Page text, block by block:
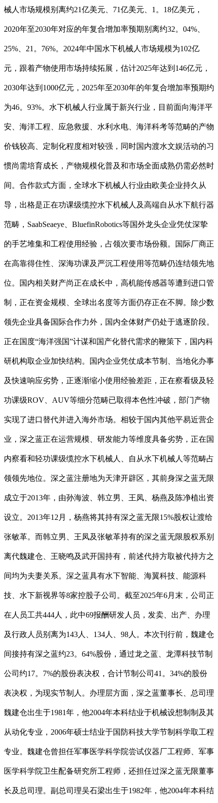
械人市场规模别离约21亿美元、71亿美元、1。18亿美元，
2020年至2030年对应的年复合增加率预期别离约32。04%、
25%、21。76%。2024年中国水下机械人市场规模为102亿
元，跟着产物使用市场持续拓展，估计2025年达到146亿元，
2030年达到1000亿元，2025年至2030年的年复合增加率预期约
为46。93%。水下机械人行业属于新兴行业，目前面向海洋平
安、海洋工程、应急救援、水利水电、海洋科考等范畴的产物
价钱较高、定制化程度相对较强，同时国内渡水文娱活动的习
惯尚需培育成长，产物规模化普及和市场全面成熟仍需必然时
间。合作款式方面，全球水下机械人行业由欧美企业持久从
导，出格是正在功课级缆控水下机械人及高端自从水下航行器
范畴，SaabSeaeye、BluefinRobotics等国外龙头企业凭仗深挚
的手艺堆集和工程使用经验，占领次要市场份额。国际厂商正
在高靠得住性、深海功课及严沉工程使用等范畴仍连结领先地
位。国内相关财产尚正在成长中，高机能传感器等遭到进口管
制，正在资金规模、全球出名度等方面仍存正在不脚。除少数
领先企业具备国际合作力外，国内全体财产仍处于逃逐阶段。
正在国度“海洋强国”计谋和国产化替代需求的鞭策下，国内科
研机构取企业加快结构。国内企业凭仗成本节制、当地化办事
及快速响应劣势，正逐渐缩小使用经验差距，正在察看级及轻
功课级ROV、AUV等细分范畴已取得本色性冲破，部门产物
实现了进口替代并进入海外市场。相较于国内其他平易近营企
业，深之蓝正在运营规模、研发能力等维度具备劣势，正在国
内察看和轻功课级缆控水下机械人、自从水下机械人等范畴占
领领先地位。深之蓝注册地为天津开辟区，其前身深之蓝无限
成立于2013年，由孙海波、韩立男、王凤、杨燕及陈净植出资
设立。2013年12月，杨燕将其持有深之蓝无限15%股权让渡给
张敏革。而韩立男、王凤及张敏革持有的深之蓝无限股权系别
离代魏建仓、王晓鸣及武开国持有，前述代持方取被代持方之
间均为夫妻关系。深之蓝具有水下智能、海翼科技、能源科
技、水下新视界等8家控股子公司。截至2025年6月末，公司正
在人员工共444人，此中69报酬研发人员，发卖、出产、办理
及行政人员别离为143人、134人、98人。本次刊行前，魏建仓
间接持有深之蓝约23。64%股份，通过龙之蓝、龙潭科技节制
公司约17。7%的股份表决权，合计节制公司41。34%的股份
表决权，为现实节制人。办理层方面，深之蓝董事长、总司理
魏建仓出生于1981年，他2004年本科结业于机械设想制制及其
从动化专业，2006年硕士结业于国防科技大学节制科学取工程
专业。魏建仓曾担任军事医学科学院尝试仪器厂工程师、军事
医学科学院卫生配备研究所工程师，还担任过深之蓝无限董事
长及总司理。副总司理吴石梁出生于1982年，他2004年本科结